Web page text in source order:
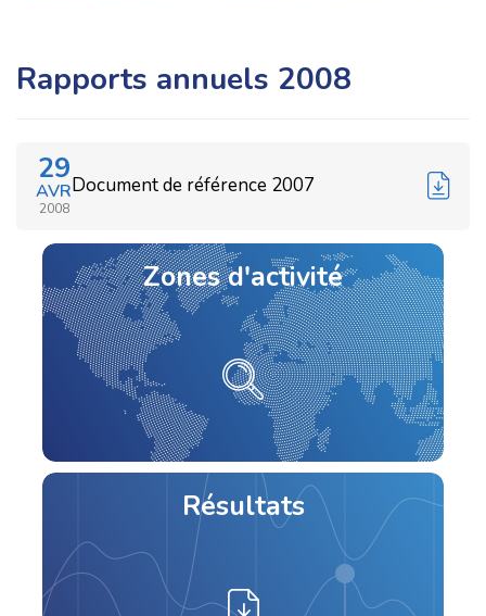
Rapports annuels 2008
29
AVR
2008
Document de référence 2007
Zones d'activité
Résultats